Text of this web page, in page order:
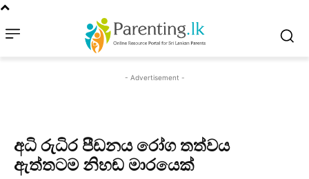
- Advertisement -
අධි රුධිර පීඩනය රෝග තත්වය
ඇත්තටම නිහඬ මාරයෙක්